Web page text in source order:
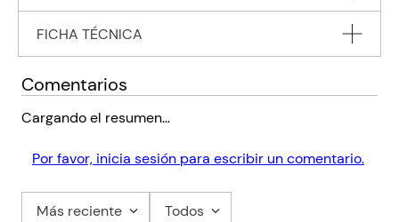
Combo Villains + Vengeful (2 Libros) Ingles
FICHA TÉCNICA
Autor SCHWAB Victoria E.
Editorial
MPS
Peso 0.1234
ISBN 9780000001059
Comentarios
Cargando el resumen…
Por favor, inicia sesión para escribir un comentario.
Más reciente Todos